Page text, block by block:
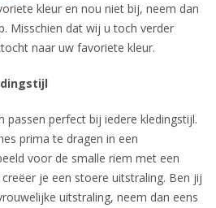
kleur en nou niet bij, neem dan
Misschien dat wij u toch verder
naar uw favoriete kleur.
passen perfect bij iedere kledingstijl.
prima te dragen in een
voor de smalle riem met een
je een stoere uitstraling. Ben jij
uitstraling, neem dan eens